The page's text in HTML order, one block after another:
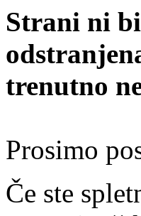
Strani ni
trenutno
Prosimo
Če ste